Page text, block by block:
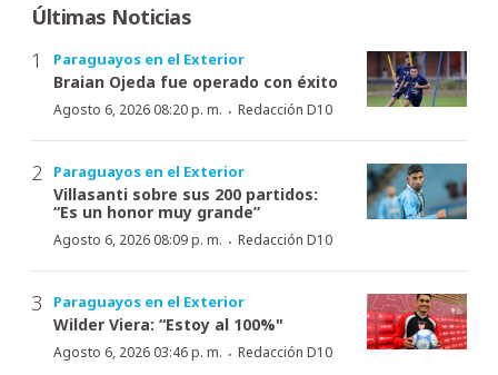
Últimas Noticias
Paraguayos en el Exterior
Braian Ojeda fue operado con éxito
Agosto 6, 2026 08:20 p. m. · Redacción D10
Paraguayos en el Exterior
Villasanti sobre sus 200 partidos:
“Es un honor muy grande”
Agosto 6, 2026 08:09 p. m. · Redacción D10
Paraguayos en el Exterior
Wilder Viera: “Estoy al 100%"
Agosto 6, 2026 03:46 p. m. · Redacción D10